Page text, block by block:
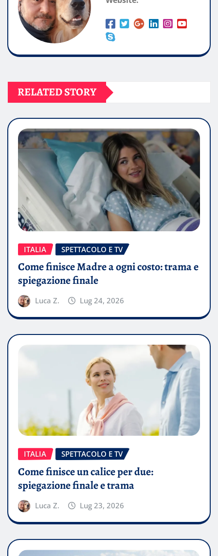
RELATED STORY
ITALIA SPETTACOLO E TV
Come finisce Madre a ogni costo: trama e
spiegazione finale
Luca Z. Lug 24, 2026
ITALIA SPETTACOLO E TV
Come finisce un calice per due:
spiegazione finale e trama
Luca Z. Lug 23, 2026